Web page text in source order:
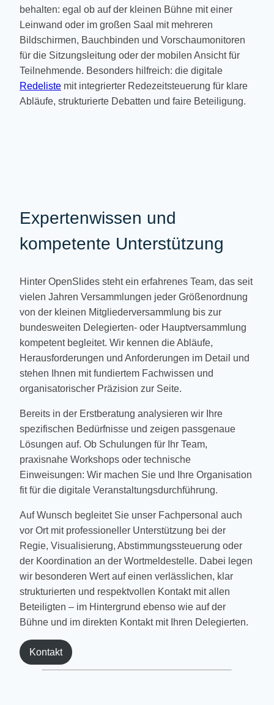
behalten: egal ob auf der kleinen Bühne mit einer
Leinwand oder im großen Saal mit mehreren
Bildschirmen, Bauchbinden und Vorschaumonitoren
für die Sitzungsleitung oder der mobilen Ansicht für
Teilnehmende. Besonders hilfreich: die digitale
Redeliste mit integrierter Redezeitsteuerung für klare
Abläufe, strukturierte Debatten und faire Beteiligung.
Expertenwissen und
kompetente Unterstützung
Hinter OpenSlides steht ein erfahrenes Team, das seit
vielen Jahren Versammlungen jeder Größenordnung
von der kleinen Mitgliederversammlung bis zur
bundesweiten Delegierten- oder Hauptversammlung
kompetent begleitet. Wir kennen die Abläufe,
Herausforderungen und Anforderungen im Detail und
stehen Ihnen mit fundiertem Fachwissen und
organisatorischer Präzision zur Seite.
Bereits in der Erstberatung analysieren wir Ihre
spezifischen Bedürfnisse und zeigen passgenaue
Lösungen auf. Ob Schulungen für Ihr Team,
praxisnahe Workshops oder technische
Einweisungen: Wir machen Sie und Ihre Organisation
fit für die digitale Veranstaltungsdurchführung.
Auf Wunsch begleitet Sie unser Fachpersonal auch
vor Ort mit professioneller Unterstützung bei der
Regie, Visualisierung, Abstimmungssteuerung oder
der Koordination an der Wortmeldestelle. Dabei legen
wir besonderen Wert auf einen verlässlichen, klar
strukturierten und respektvollen Kontakt mit allen
Beteiligten – im Hintergrund ebenso wie auf der
Bühne und im direkten Kontakt mit Ihren Delegierten.
Kontakt